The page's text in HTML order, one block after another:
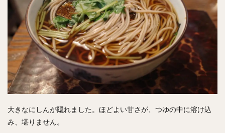
大きなにしんが隠れました。ほどよい甘さが、つゆの中に溶け込
み、堪りません。